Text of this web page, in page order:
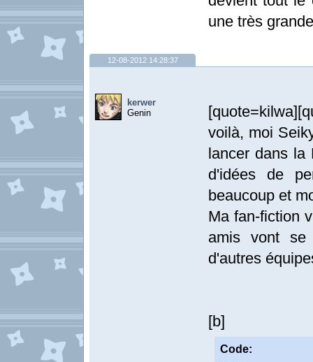
une très
12-08-2012 14:28:37
kerwer
Genin
voilà, moi
lancer dans la
d'idées de
beaucoup et
Ma fan-fiction
amis vont se
d'autres
[b]
Code: